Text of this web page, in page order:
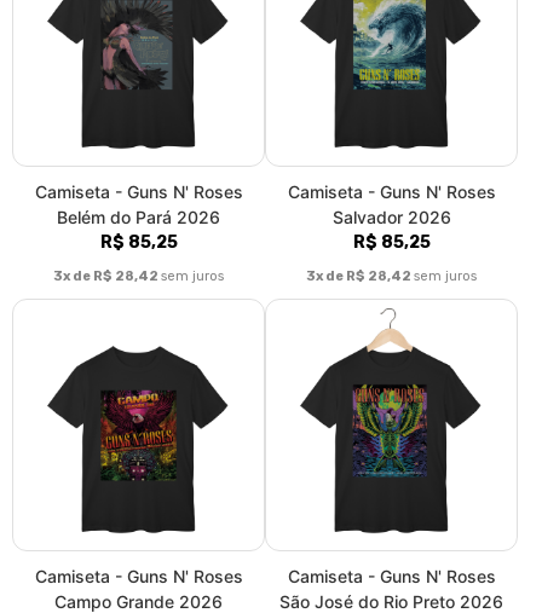
Camiseta - Guns N' Roses
Belém do Pará 2026
R$ 85,25
3x de R$ 28,42 sem juros
Camiseta - Guns N' Roses
Salvador 2026
R$ 85,25
3x de R$ 28,42 sem juros
Camiseta - Guns N' Roses
Campo Grande 2026
Camiseta - Guns N' Roses
São José do Rio Preto 2026